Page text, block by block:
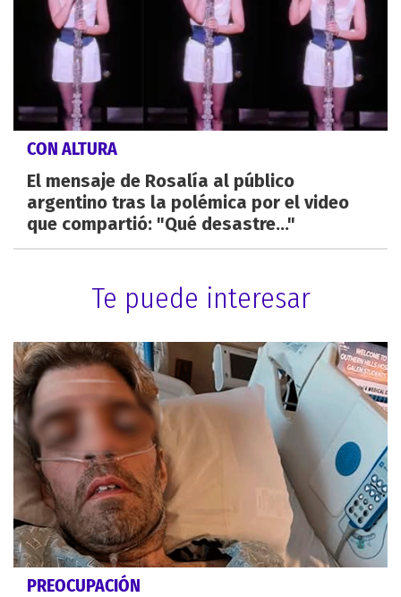
CON ALTURA
El mensaje de Rosalía al público
argentino tras la polémica por el video
que compartió: "Qué desastre..."
Te puede interesar
PREOCUPACIÓN